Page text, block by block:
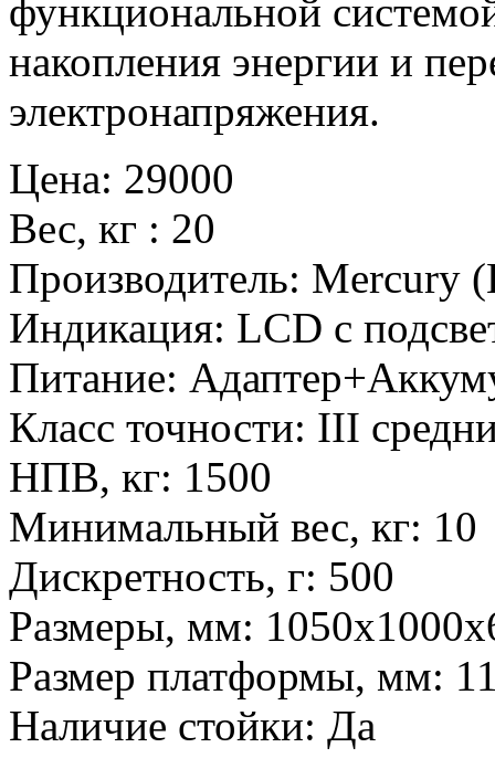
функциональной
накопления энергии и
электронапряжения.
Цена: 29000
Вес, кг : 20
Производитель: Mercury
Индикация: LCD с
Питание:
Класс точности: III
НПВ, кг: 1500
Минимальный вес, кг: 10
Дискретность, г: 500
Размеры, мм:
Размер платформы, мм:
Наличие стойки: Да